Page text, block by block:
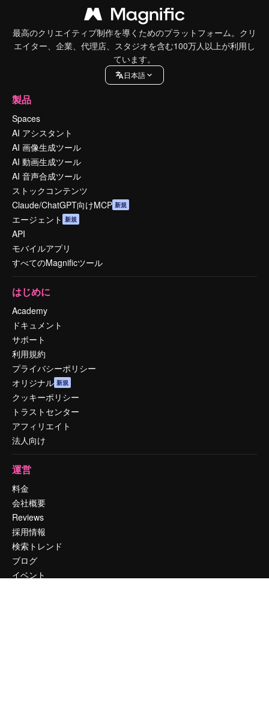
最高のクリエイティブ制作を導くためのプラットフォーム。クリ
エイター、企業、代理店、スタジオを含む100万人以上が利用し
ています。
日本語
製品
Spaces
AI アシスタント
AI 画像生成ツール
AI 動画生成ツール
AI 音声合成ツール
ストックコンテンツ
Claude/ChatGPT向けMCP 新規
エージェント 新規
API
モバイルアプリ
すべてのMagnificツール
はじめに
Academy
ドキュメント
サポート
利用規約
プライバシーポリシー
オリジナル 新規
クッキーポリシー
トラストセンター
アフィリエイト
法人向け
運営
料金
会社概要
Reviews
採用情報
検索トレンド
ブログ
イベント